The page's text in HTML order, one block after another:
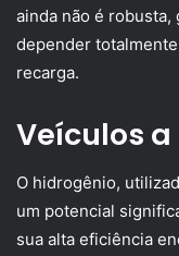
ainda não é robusta,
depender
recarga.
Veículos
O hidrogênio,
um potencial
sua alta eficiência